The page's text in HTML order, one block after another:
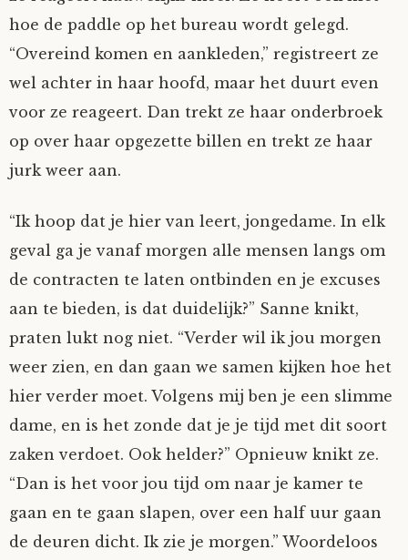
hoe de paddle op het bureau wordt gelegd.
“Overeind komen en aankleden,” registreert ze
wel achter in haar hoofd, maar het duurt even
voor ze reageert. Dan trekt ze haar onderbroek
op over haar opgezette billen en trekt ze haar
jurk weer aan.
“Ik hoop dat je hier van leert, jongedame. In elk
geval ga je vanaf morgen alle mensen langs om
de contracten te laten ontbinden en je excuses
aan te bieden, is dat duidelijk?” Sanne knikt,
praten lukt nog niet. “Verder wil ik jou morgen
weer zien, en dan gaan we samen kijken hoe het
hier verder moet. Volgens mij ben je een slimme
dame, en is het zonde dat je je tijd met dit soort
zaken verdoet. Ook helder?” Opnieuw knikt ze.
“Dan is het voor jou tijd om naar je kamer te
gaan en te gaan slapen, over een half uur gaan
de deuren dicht. Ik zie je morgen.” Woordeloos